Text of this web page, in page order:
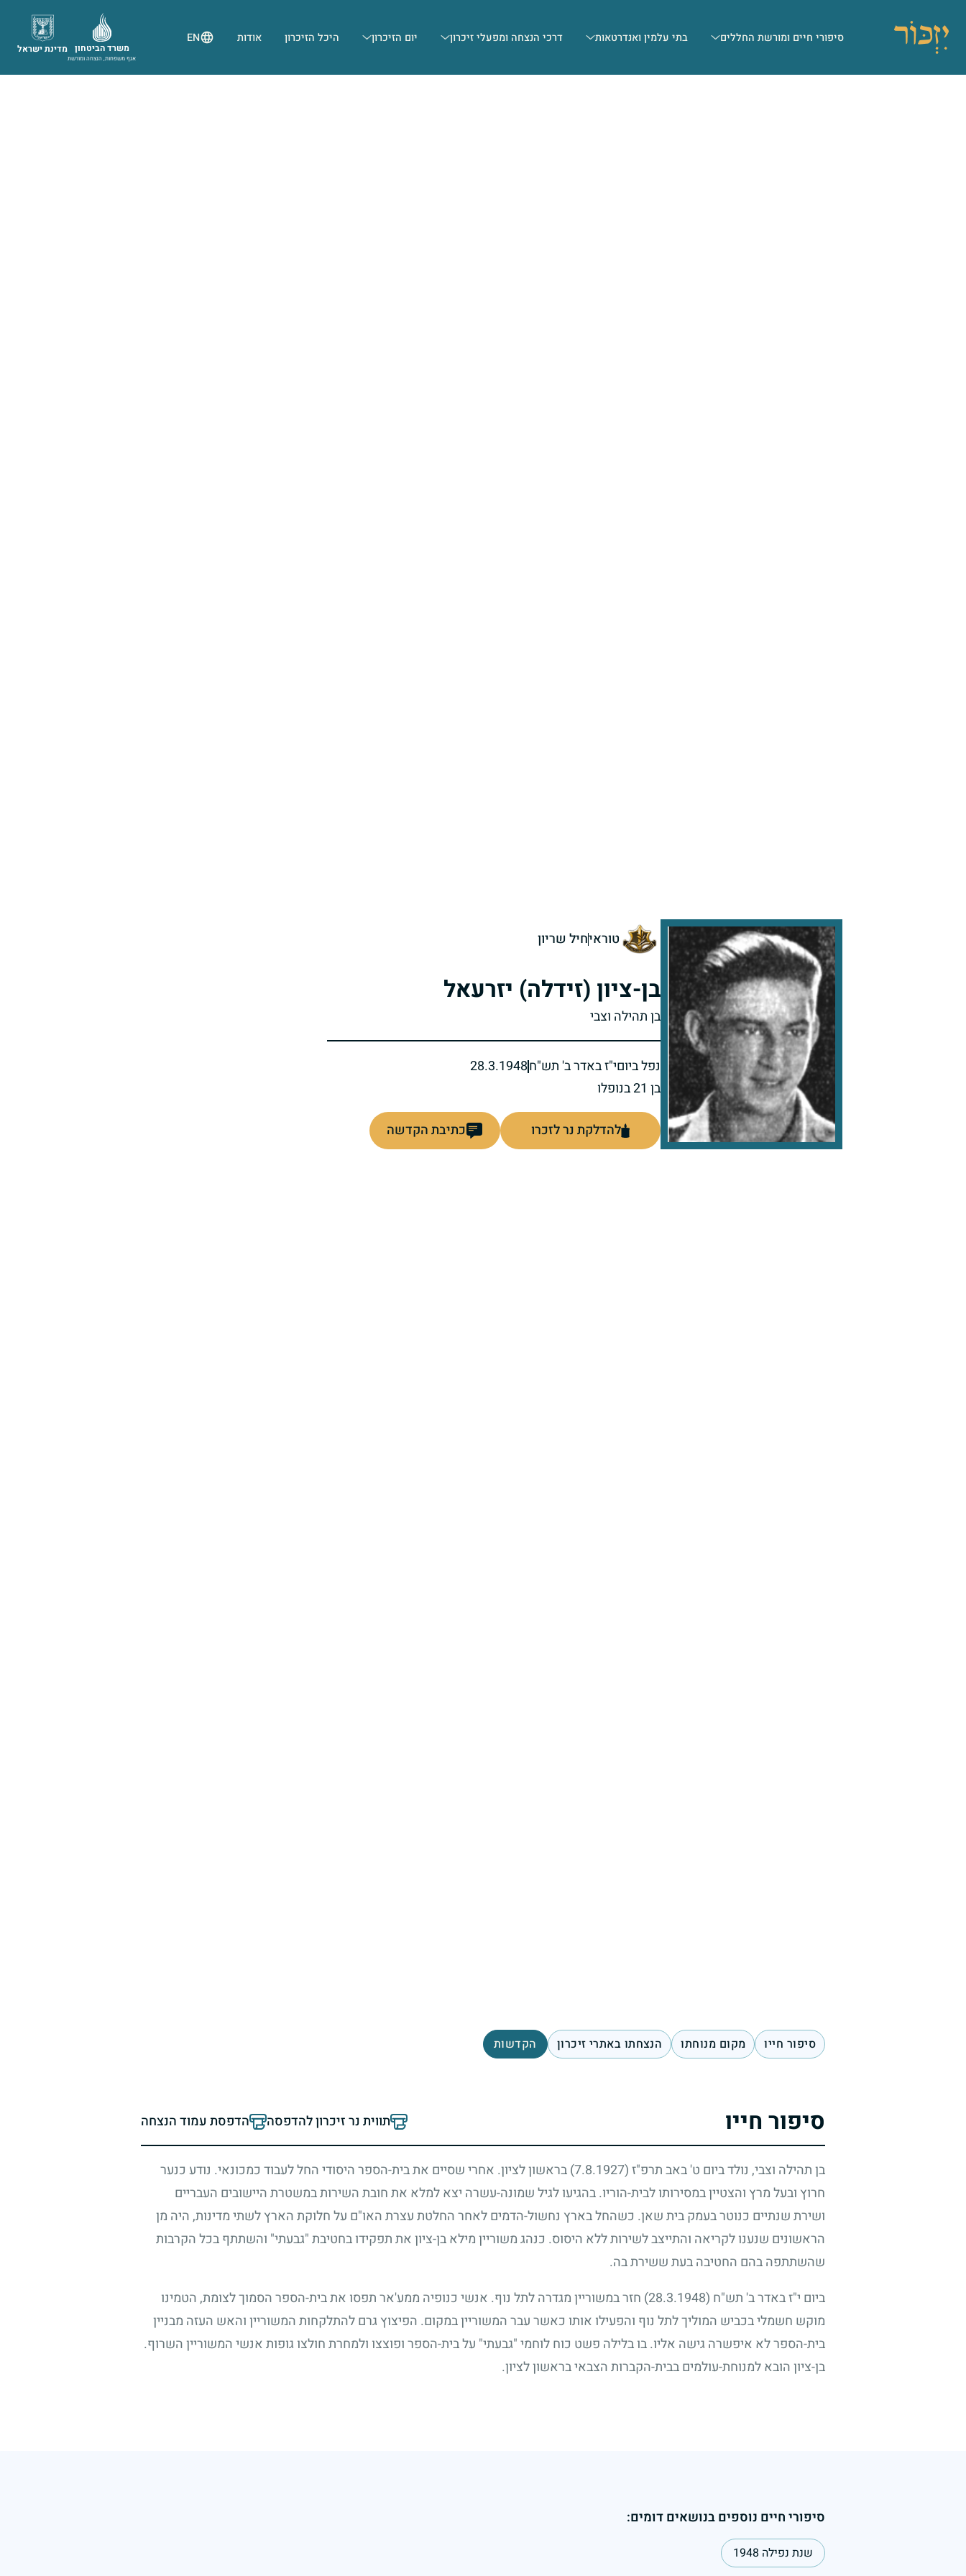
סיפורי חיים ומורשת החללים בתי עלמין ואנדרטאות דרכי הנצחה ומפעלי זיכרון יום הזיכרון היכל הזיכרון אודות EN
מדינת ישראל משרד הביטחון
אגף משפחות, הנצחה ומורשת
טוראיחיל שריון
בן-ציון (זידלה) יזרעאל
בן תהילה וצבי
נפל ביוםי"ז באדר ב' תש"ח28.3.1948
בן 21 בנופלו
להדלקת נר לזכרו כתיבת הקדשה
סיפור חייו מקום מנוחתו הנצחתו באתרי זיכרון הקדשות
סיפור חייו תווית נר זיכרון להדפסה הדפסת עמוד הנצחה
בן תהילה וצבי, נולד ביום ט' באב תרפ"ז(7.8.1927)
בראשון לציון. אחרי שסיים את בית-הספר היסודי החל לעבוד כמכונאי. נודע כנער
חרוץ ובעל מרץ והצטיין במסירותו לבית-הוריו. בהגיעו לגיל שמונה-עשרה יצא למלא את חובת השירות במשטרת היישובים העבריים
ושירת שנתיים כנוטר בעמק בית שאן. כשהחל בארץ נחשול-הדמים לאחר החלטת עצרת האו"ם על חלוקת הארץ לשתי מדינות, היה מן
הראשונים שנענו לקריאה והתייצב לשירות ללא היסוס. כנהג משוריין מילא בן-ציון את תפקידו בחטיבת "גבעתי" והשתתף בכל הקרבות
שהשתתפה בהם החטיבה בעת ששירת בה.
ביום י"ז באדר ב' תש"ח (28.3.1948)
חזר במשוריין מגדרה לתל נוף. אנשי כנופיה ממע'אר תפסו את בית-הספר הסמוך לצומת, הטמינו
מוקש חשמלי בכביש המוליך לתל נוף והפעילו אותו כאשר עבר המשוריין במקום. הפיצוץ גרם להתלקחות המשוריין והאש העזה מבניין
בית-הספר לא איפשרה גישה אליו. בו בלילה פשט כוח לוחמי "גבעתי" על בית-הספר ופוצצו ולמחרת חולצו גופות אנשי המשוריין השרוף.
בן-ציון הובא למנוחת-עולמים בבית-הקברות הצבאי בראשון לציון.
סיפורי חיים נוספים בנושאים דומים:
שנת נפילה 1948